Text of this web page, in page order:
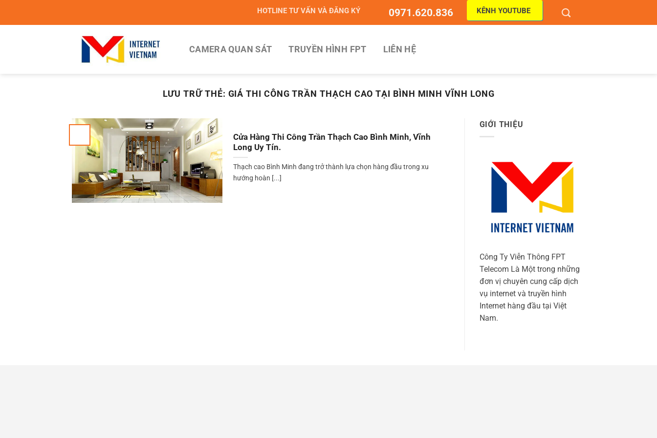
HOTLINE TƯ VẤN VÀ ĐĂNG KÝ 0971.620.836 KÊNH YOUTUBE
CAMERA QUAN SÁT TRUYỀN HÌNH FPT LIÊN HỆ
LƯU TRỮ THẺ: GIÁ THI CÔNG TRẦN THẠCH CAO TẠI BÌNH MINH VĨNH LONG
Cửa Hàng Thi Công Trần Thạch Cao Bình Minh, Vĩnh
Long Uy Tín.
Thạch cao Bình Minh đang trở thành lựa chọn hàng đầu trong xu
hướng hoàn [...]
GIỚI THIỆU
Công Ty Viễn Thông FPT
Telecom Là Một trong những
đơn vị chuyên cung cấp dịch
vụ internet và truyền hình
Internet hàng đầu tại Việt
Nam.